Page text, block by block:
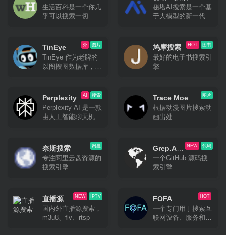
确。无广告。
生活百科是一个你几
乎可以搜索一切
香」这样的日常问
题，还是「如何找到
人生的意义」这样的
哲学问题。如果不会
在上面搜一搜往往就
会有惊喜。甚至当作
茶余饭后随便网上冲
秘塔AI搜索是一个基
于大模型的新一代智
无广告、高质量的搜
索结果，让用户快速
直达所需信息
图片
外
TinEye
TinEye 作为老牌的
以图搜图数据库，如
高分辨率的图片，使
用起来感觉还是相当
靠谱的。
图书
HOT
鸠摩搜索
最好的电子书搜索引
擎
搜索
AI
Perplexity
Perplexity AI 是一款
由人工智能聊天机器
自然语言预测文字回
答查询。类似国内的
秘塔搜
图片
Trace Moe
根据动漫图片搜索动
画出处
网盘
奈斯搜索
专注阿里云盘资源的
搜索引擎
代码
NEW
Grep.Ap
p
一个GitHub 源码搜
索引擎
IPTV
NEW
直播源搜
索
国内外直播源搜索，
m3u8、flv、rtsp
HOT
FOFA
一个专门用于搜索互
联网设备、服务和网